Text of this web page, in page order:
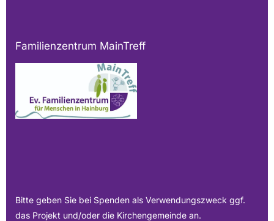
Familienzentrum MainTreff
Bitte geben Sie bei Spenden als Verwendungszweck ggf.
das Projekt und/oder die Kirchengemeinde an.